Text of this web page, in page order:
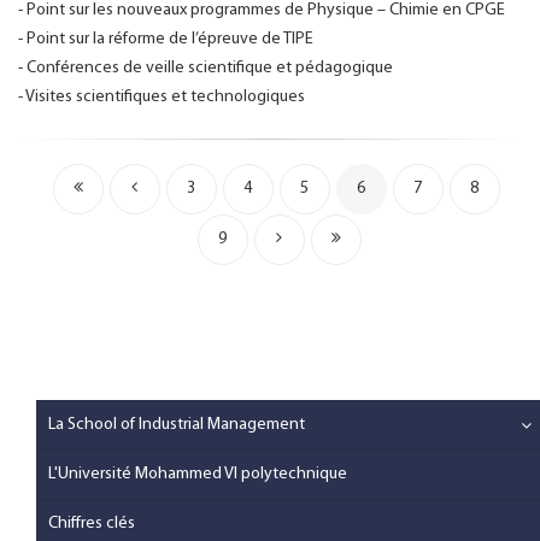
- Point sur les nouveaux programmes de Physique – Chimie en CPGE
- Point sur la réforme de l’épreuve de TIPE
- Conférences de veille scientifique et pédagogique
- Visites scientifiques et technologiques
3 4 5 6 7 8
9
La School of Industrial Management
L'Université Mohammed VI polytechnique
Chiffres clés